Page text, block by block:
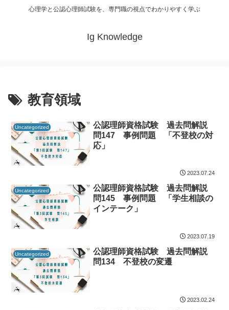
心理学と公認心理師試験を、専門職の視点でわかりやすく学ぶ
Ig Knowledge
教育領域
Uncategorized
公認理師資格試験 過去問解説
問147 事例問題 「不登校の対
応」
2023.07.24
Uncategorized
公認理師資格試験 過去問解説
問145 事例問題 「学生相談の
インテーク」
2023.07.19
Uncategorized
公認理師資格試験 過去問解説
問134 不登校の変遷
2023.02.24